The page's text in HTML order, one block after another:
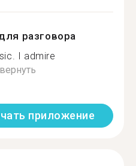
разговора
I admire
приложение